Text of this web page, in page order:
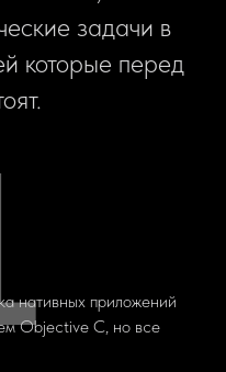
задачи в
которые перед
нативных приложений
Objective C, но все